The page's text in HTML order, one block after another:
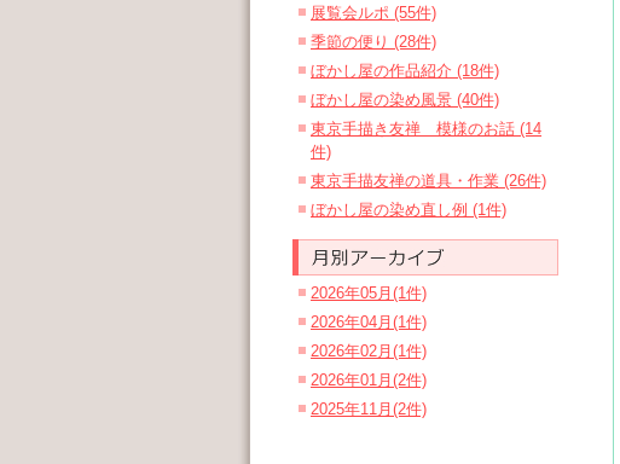
展覧会ルポ (55件)
季節の便り (28件)
ぼかし屋の作品紹介 (18件)
ぼかし屋の染め風景 (40件)
東京手描き友禅 模様のお話 (14
件)
東京手描友禅の道具・作業 (26件)
ぼかし屋の染め直し例 (1件)
2026年05月(1件)
2026年04月(1件)
2026年02月(1件)
2026年01月(2件)
2025年11月(2件)